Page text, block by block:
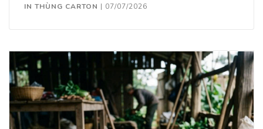
IN THÙNG CARTON | 07/07/2026